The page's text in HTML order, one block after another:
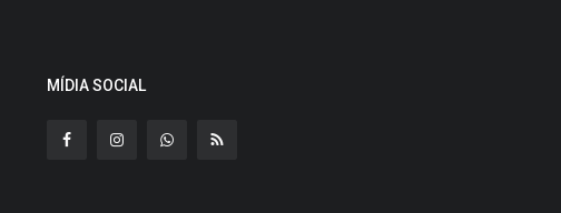
MÍDIA SOCIAL